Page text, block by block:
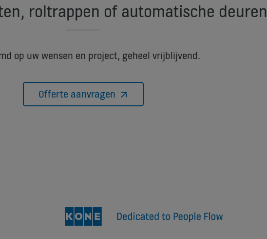
roltrappen of automatische deuren
op uw wensen en project, geheel vrijblijvend.
Offerte aanvragen